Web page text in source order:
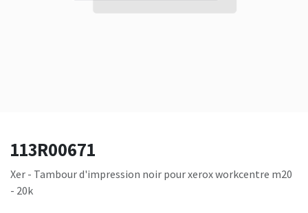
113R00671
Xer - Tambour d'impression noir pour xerox workcentre m20
- 20k